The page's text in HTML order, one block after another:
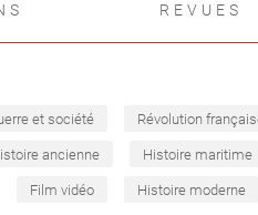
REVUES
et société Révolution
ancienne Histoire maritime
Film vidéo Histoire moderne